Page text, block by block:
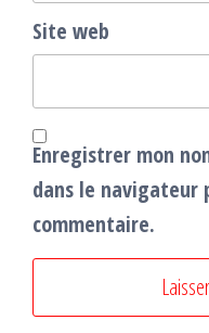
Site web
Enregistrer mon
dans le navigateur
commentaire.